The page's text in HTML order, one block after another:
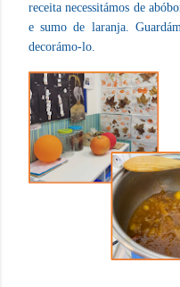
receita necessitámos de
e sumo de laranja.
decorámo-lo.